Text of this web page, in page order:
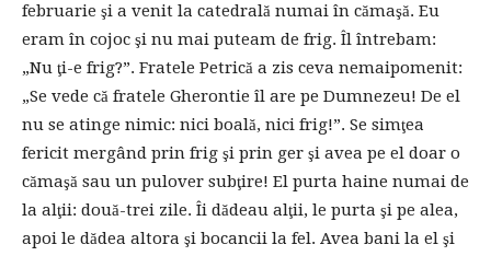
februarie şi a venit la catedrală numai în cămaşă. Eu
eram în cojoc şi nu mai puteam de frig. Îl întrebam:
„Nu ţi-e frig?”. Fratele Petrică a zis ceva nemaipomenit:
„Se vede că fratele Gherontie îl are pe Dumnezeu! De el
nu se atinge nimic: nici boală, nici frig!”. Se simţea
fericit mergând prin frig şi prin ger şi avea pe el doar o
cămaşă sau un pulover subţire! El purta haine numai de
la alţii: două-trei zile. Îi dădeau alţii, le purta şi pe alea,
apoi le dădea altora şi bocancii la fel. Avea bani la el şi